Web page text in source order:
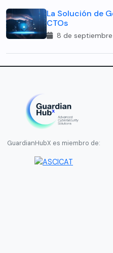
La Solución de
CTOs
8 de
GuardianHubX es miembro de: